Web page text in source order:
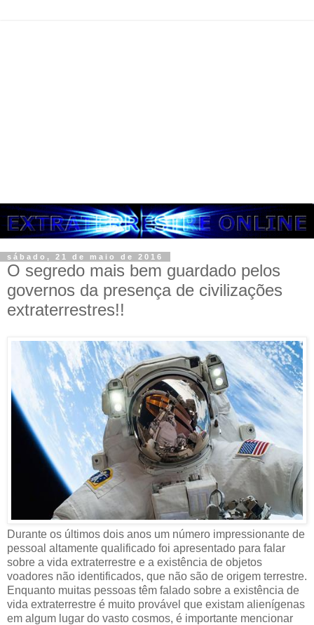
sábado, 21 de maio de 2016
O segredo mais bem guardado pelos
governos da presença de civilizações
extraterrestres!!
Durante os últimos dois anos um número impressionante de
pessoal altamente qualificado foi apresentado para falar
sobre a vida extraterrestre e a existência de objetos
voadores não identificados, que não são de origem terrestre.
Enquanto muitas pessoas têm falado sobre a existência de
vida extraterrestre é muito provável que existam alienígenas
em algum lugar do vasto cosmos, é importante mencionar